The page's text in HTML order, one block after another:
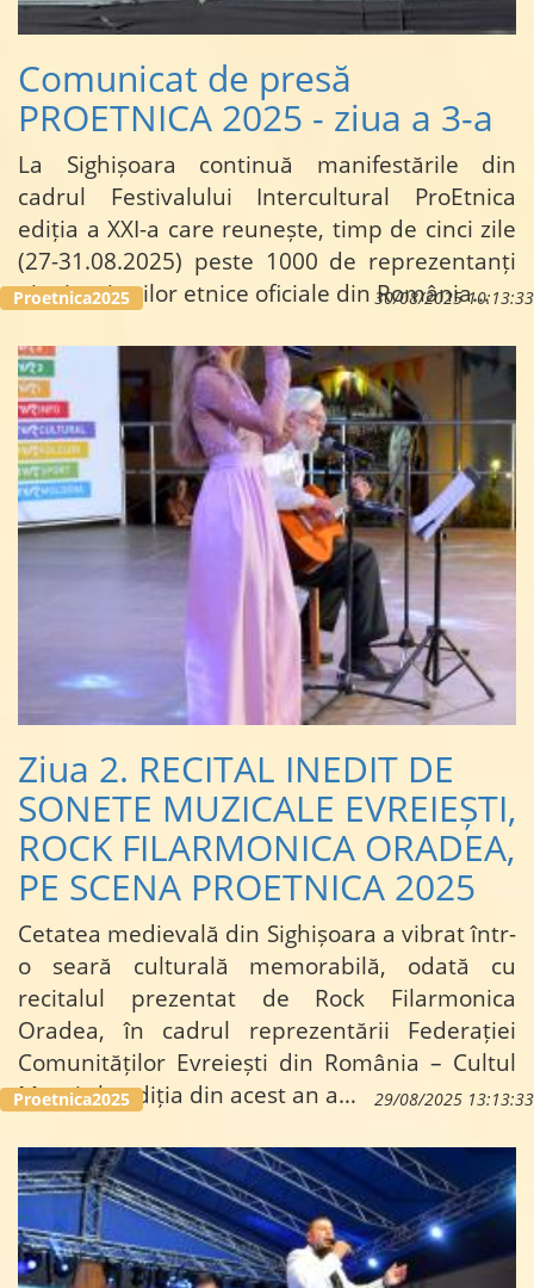
Comunicat de presă
PROETNICA 2025 - ziua a 3-a
La Sighișoara continuă manifestările din
cadrul Festivalului Intercultural ProEtnica
ediția a XXI-a care reunește, timp de cinci zile
(27-31.08.2025) peste 1000 de reprezentanți
ai minorităților etnice oficiale din România…
30/08/2025 10:13:33
Proetnica2025
Ziua 2. RECITAL INEDIT DE
SONETE MUZICALE EVREIEȘTI,
ROCK FILARMONICA ORADEA,
PE SCENA PROETNICA 2025
Cetatea medievală din Sighișoara a vibrat într-
o seară culturală memorabilă, odată cu
recitalul prezentat de Rock Filarmonica
Oradea, în cadrul reprezentării Federației
Comunităților Evreiești din România – Cultul
Mozaic la ediția din acest an a…
29/08/2025 13:13:33
Proetnica2025